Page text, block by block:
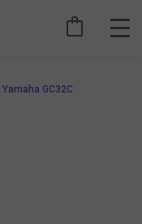
Yamaha GC32C